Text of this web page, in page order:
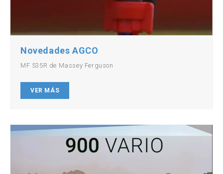
Novedades AGCO
MF 535R de Massey Ferguson
VER MÁS